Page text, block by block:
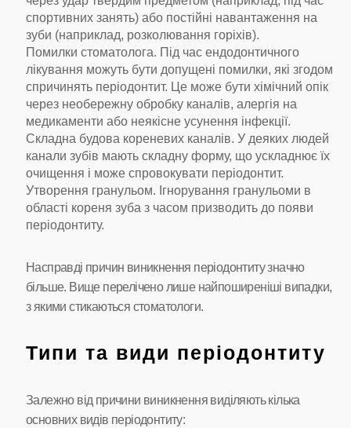
спортивних занять) або постійні навантаження на
зуби (наприклад, розколювання горіхів).
Помилки стоматолога. Під час ендодонтичного
лікування можуть бути допущені помилки, які згодом
спричинять періодонтит. Це може бути хімічний опік
через необережну обробку каналів, алергія на
медикаменти або неякісне усунення інфекції.
Складна будова кореневих каналів. У деяких людей
канали зубів мають складну форму, що ускладнює їх
очищення і може спровокувати періодонтит.
Утворення гранульом. Ігнорування гранульоми в
області кореня зуба з часом призводить до появи
періодонтиту.
Насправді причин виникнення періодонтиту значно
більше. Вище перелічено лише найпоширеніші випадки,
з якими стикаються стоматологи.
Типи та види періодонтиту
Залежно від причини виникнення виділяють кілька
основних видів періодонтиту: